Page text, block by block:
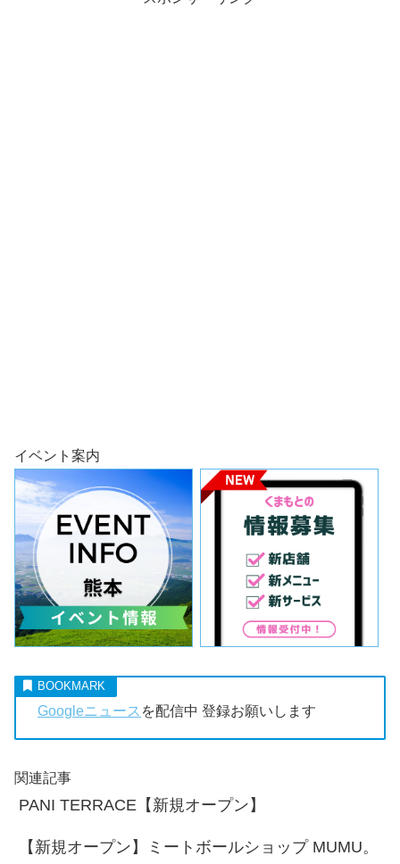
イベント案内
Googleニュース を配信中 登録お願いします
関連記事
PANI TERRACE【新規オープン】
【新規オープン】ミートボールショップ MUMU。